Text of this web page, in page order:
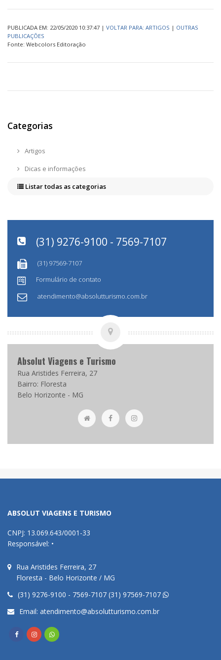
PUBLICADA EM: 22/05/2020 10:37:47 | VOLTAR PARA: ARTIGOS | OUTRAS
PUBLICAÇÕES
Fonte: Webcolors Editoração
Categorias
Artigos
Dicas e informações
Listar todas as categorias
(31) 9276-9100 - 7569-7107
(31) 97569-7107
Formulário de contato
atendimento@absolutturismo.com.br
Absolut Viagens e Turismo
Rua Aristides Ferreira, 27
Bairro: Floresta
Belo Horizonte - MG
ABSOLUT VIAGENS E TURISMO
CNPJ: 13.069.643/0001-33
Responsável: •
Rua Aristides Ferreira, 27
Floresta - Belo Horizonte / MG
(31) 9276-9100 - 7569-7107 (31) 97569-7107
Email: atendimento@absolutturismo.com.br